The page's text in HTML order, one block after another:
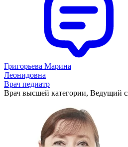
Григорьева Марина
Леонидовна
Врач педиатр
Врач высшей категории, Ведущий